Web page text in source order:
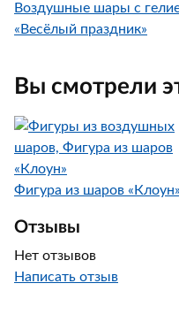
Воздушные шары с
«Весёлый праздник»
Вы смотрели
Фигура из шаров «Клоун»
Отзывы
Нет отзывов
Написать отзыв